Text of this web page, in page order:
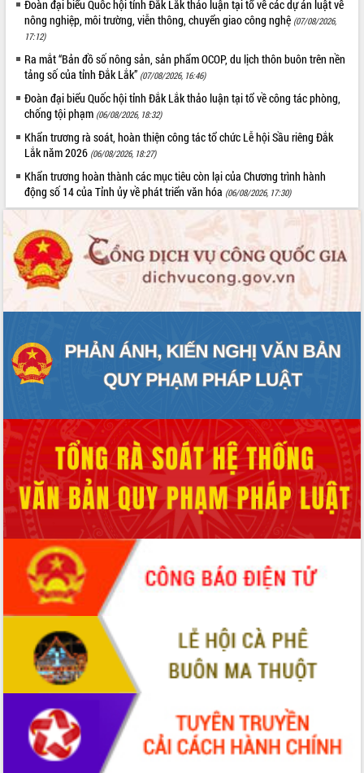
Lắk
Khơi thông điểm nghẽn, đẩy nhanh
giải ngân vốn khắc phục thiên tai
HĐND tỉnh thông qua điều chỉnh Quy
hoạch tỉnh thời kỳ 2021-2030
Hội thảo góp ý hồ sơ điều chỉnh quy
hoạch tỉnh Đắk Lắk thời kỳ 2021-2030,
tầm nhìn đến năm 2050
Nâng cao hiệu quả hoạt động của các
doanh nghiệp nhà nước
Hội nghị triển khai kết nối mạng
truyền số liệu chuyên dùng phục vụ cơ
quan Đảng, Nhà nước
Lễ phát động chuỗi hoạt động chung
tay làm sạch môi trường
Xã Ea Kar bước chuyển mình trong
UBND tỉnh họp báo định kỳ tháng 4
năm 2026
Hội thảo khoa học “Giải pháp thúc đẩy
Tăng cường giám sát, đôn đốc thực
hiện nhiệm vụ quản lý tài sản công
hàng tuần
Tháo gỡ những vướng mắc, đẩy mạnh
công tác cải cách thủ tục hành chính
tại Trung tâm Phục vụ hành chính
công tỉnh
Đắk Lắk: Tôn vinh 46 giải pháp tại Hội
thi Sáng tạo Kỹ thuật 2024 - 2025
Đắk Lắk rà soát, điều chỉnh Đề án 190
về phát triển nuôi trồng thủy sản
Phó Chủ tịch UBND tỉnh Đắk Lắk
Trương Công Thái kiểm tra thực địa
Dự án cao tốc Khánh Hòa - Buôn Ma
Thuột
Định vị cà phê Việt Nam như một “di
sản sống” trong dòng chảy toàn cầu
Xây dựng nông thôn mới: Nâng cao đời
sống người dân từ những mô hình thiết
Đoàn đại biểu Quốc hội tỉnh Đắk Lắk thảo luận tại tổ về các dự án luật về
nông nghiệp, môi trường, viễn thông, chuyển giao công nghệ (07/08/2026,
17:12)
Ra mắt “Bản đồ số nông sản, sản phẩm OCOP, du lịch thôn buôn trên nền
tảng số của tỉnh Đắk Lắk” (07/08/2026, 16:46)
Đoàn đại biểu Quốc hội tỉnh Đắk Lắk thảo luận tại tổ về công tác phòng,
chống tội phạm (06/08/2026, 18:32)
Khẩn trương rà soát, hoàn thiện công tác tổ chức Lễ hội Sầu riêng Đắk
Lắk năm 2026 (06/08/2026, 18:27)
Khẩn trương hoàn thành các mục tiêu còn lại của Chương trình hành
động số 14 của Tỉnh ủy về phát triển văn hóa (06/08/2026, 17:30)